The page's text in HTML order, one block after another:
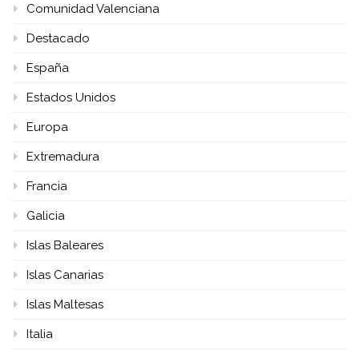
Comunidad Valenciana
Destacado
España
Estados Unidos
Europa
Extremadura
Francia
Galicia
Islas Baleares
Islas Canarias
Islas Maltesas
Italia